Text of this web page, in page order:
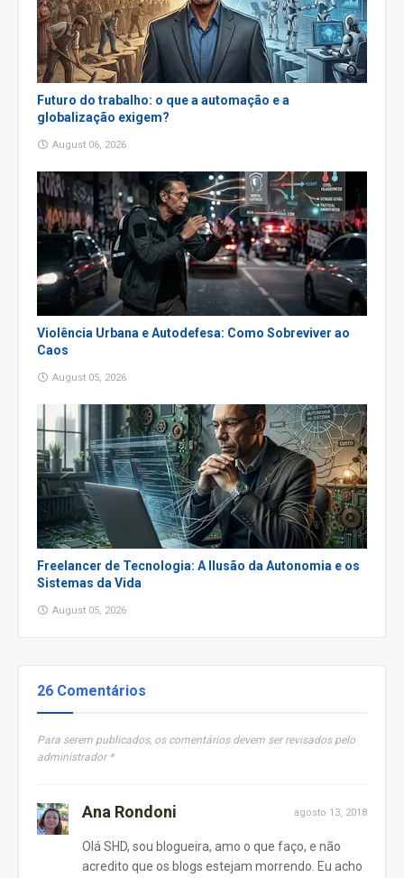
Futuro do trabalho: o que a automação e a
globalização exigem?
August 06, 2026
Violência Urbana e Autodefesa: Como Sobreviver ao
Caos
August 05, 2026
Freelancer de Tecnologia: A Ilusão da Autonomia e os
Sistemas da Vida
August 05, 2026
26 Comentários
Para serem publicados, os comentários devem ser revisados pelo
administrador *
Ana Rondoni agosto 13, 2018
Olá SHD, sou blogueira, amo o que faço, e não
acredito que os blogs estejam morrendo. Eu acho